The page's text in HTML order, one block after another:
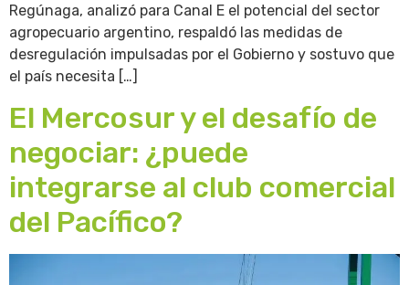
Regúnaga, analizó para Canal E el potencial del sector
agropecuario argentino, respaldó las medidas de
desregulación impulsadas por el Gobierno y sostuvo que
el país necesita […]
El Mercosur y el desafío de
negociar: ¿puede
integrarse al club comercial
del Pacífico?